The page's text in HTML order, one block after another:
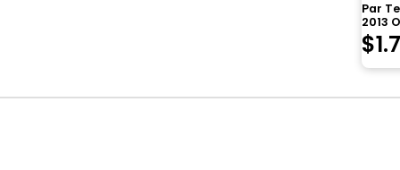
Par
2013
$
Navegación